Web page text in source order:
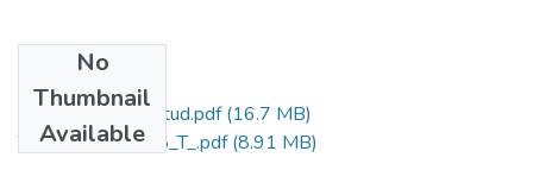
No
Thumbnail
Available
Grado de Similitud.pdf(16.7 MB)
T036_77710115_T_.pdf(8.91 MB)